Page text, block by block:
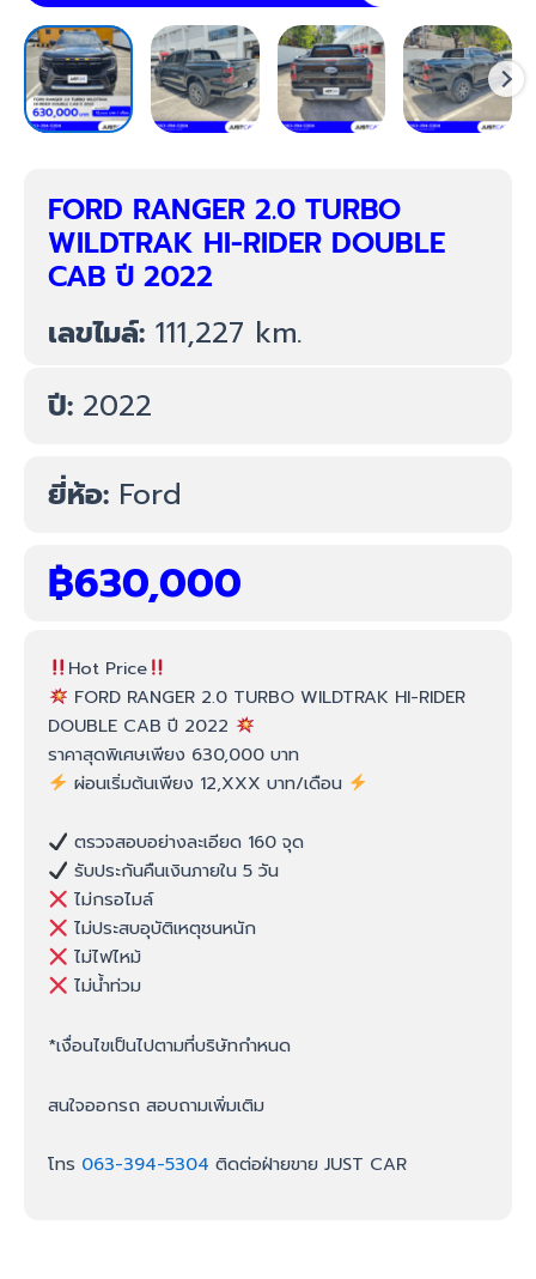
FORD RANGER 2.0 TURBO
WILDTRAK HI-RIDER DOUBLE
CAB ปี 2022
เลขไมล์: 111,227 km.
ปี: 2022
ยี่ห้อ: Ford
฿630,000
Hot Price
FORD RANGER 2.0 TURBO WILDTRAK HI-RIDER
DOUBLE CAB ปี 2022
ราคาสุดพิเศษเพียง 630,000 บาท
ผ่อนเริ่มต้นเพียง 12,XXX บาท/เดือน
ตรวจสอบอย่างละเอียด 160 จุด
รับประกันคืนเงินภายใน 5 วัน
ไม่กรอไมล์
ไม่ประสบอุบัติเหตุชนหนัก
ไม่ไฟไหม้
ไม่น้ำท่วม
*เงื่อนไขเป็นไปตามที่บริษัทกำหนด
สนใจออกรถ สอบถามเพิ่มเติม
โทร 063-394-5304 ติดต่อฝ่ายขาย JUST CAR